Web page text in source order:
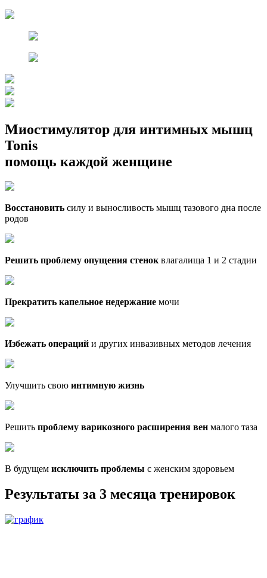
Миостимулятор для интимных мышц
Tonis
помощь каждой женщине
Восстановить силу и выносливость мышц тазового дна после
родов
Решить проблему опущения стеноквлагалища 1 и 2 стадии
Прекратить капельное недержание мочи
Избежать операций и других инвазивных методов лечения
Улучшить свою интимную жизнь
Решить проблему варикозного расширения вен малого таза
В будущем исключить проблемы с женским здоровьем
Результаты за 3 месяца тренировок